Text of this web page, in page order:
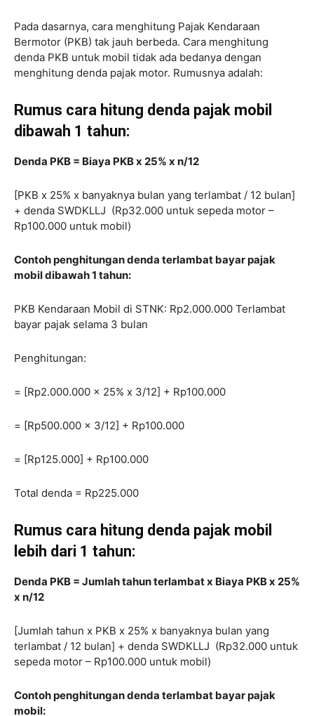
Pada dasarnya, cara menghitung Pajak Kendaraan
Bermotor (PKB) tak jauh berbeda. Cara menghitung
denda PKB untuk mobil tidak ada bedanya dengan
menghitung denda pajak motor. Rumusnya adalah:
Rumus cara hitung denda pajak mobil
dibawah 1 tahun:
Denda PKB = Biaya PKB x 25% x n/12
[PKB x 25% x banyaknya bulan yang terlambat / 12 bulan]
+ denda SWDKLLJ (Rp32.000 untuk sepeda motor –
Rp100.000 untuk mobil)
Contoh penghitungan denda terlambat bayar pajak
mobil dibawah 1 tahun:
PKB Kendaraan Mobil di STNK: Rp2.000.000 Terlambat
bayar pajak selama 3 bulan
Penghitungan:
= [Rp2.000.000 x 25% x 3/12] + Rp100.000
= [Rp500.000 x 3/12] + Rp100.000
= [Rp125.000] + Rp100.000
Total denda = Rp225.000
Rumus cara hitung denda pajak mobil
lebih dari 1 tahun:
Denda PKB = Jumlah tahun terlambat x Biaya PKB x 25%
x n/12
[Jumlah tahun x PKB x 25% x banyaknya bulan yang
terlambat / 12 bulan] + denda SWDKLLJ (Rp32.000 untuk
sepeda motor – Rp100.000 untuk mobil)
Contoh penghitungan denda terlambat bayar pajak
mobil: